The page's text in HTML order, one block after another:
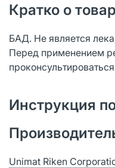
Кратко о
БАД. Не является
Перед применением
Инструкция
Unimat Riken